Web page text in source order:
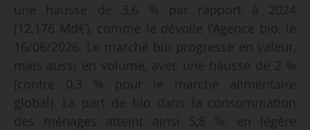
une hausse de 3,6 % par rapport à 2024
(12,176 Md€), comme le dévoile l’Agence bio, le
16/06/2026. Le marché bio progresse en valeur,
mais aussi en volume, avec une hausse de 2 %
(contre 0,3 % pour le marché alimentaire
global). La part de bio dans la consommation
des ménages atteint ainsi 5,8 %, en légère